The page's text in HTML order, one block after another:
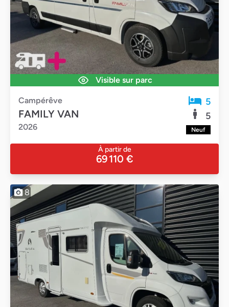
Visible sur parc
Campérêve
FAMILY VAN
2026
5
5
Neuf
À partir de
69 110 €
8